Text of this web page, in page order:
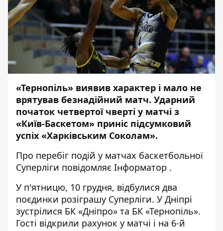
«Тернопіль» виявив характер і мало не
врятував безнадійний матч. Ударний
початок четвертої чверті у матчі з
«Київ-Баскетом» приніс підсумковий
успіх «Харківським Соколам».
Про перебіг подій у матчах баскетбольної
Суперліги повідомляє Інформатор .
У п'ятницю, 10 грудня, відбулися два
поєдинки розіграшу Суперліги. У Дніпрі
зустрілися БК «Дніпро» та БК «Тернопіль».
Гості відкрили рахунок у матчі і на 6-й